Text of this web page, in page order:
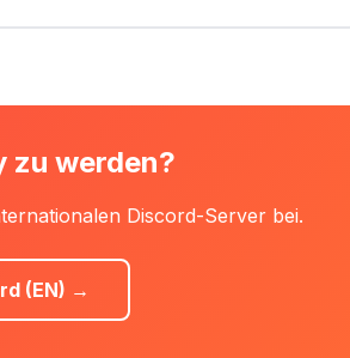
zu werden?
Discord-Server bei.
(EN) →